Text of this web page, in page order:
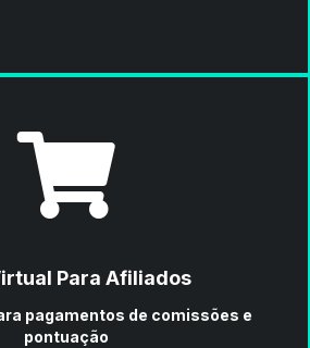
Para Afiliados
pagamentos de comissões e
pontuação